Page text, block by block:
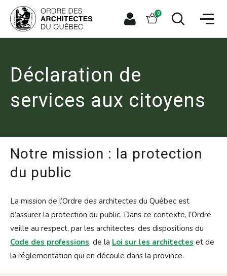
directement
recherche
directement
contenu
principal
Panier
0
membre
le
la
site
Déclaration de
services aux citoyens
Notre mission : la protection
du public
La mission de l’Ordre des architectes du Québec est
d’assurer la protection du public. Dans ce contexte, l’Ordre
veille au respect, par les architectes, des dispositions du
Code des professions, de la Loi sur les architectes et de
la réglementation qui en découle dans la province.